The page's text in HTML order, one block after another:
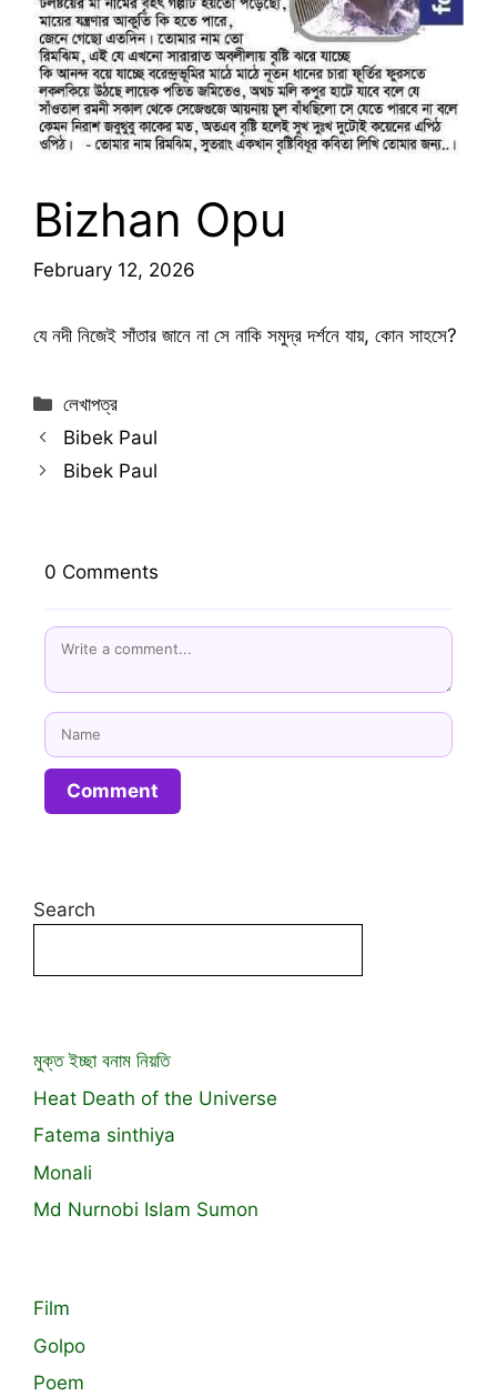
Bizhan Opu
February 12, 2026
যে নদী নিজেই সাঁতার জানে না সে নাকি সমুদ্র দর্শনে যায়, কোন সাহসে?
Categories
লেখাপত্র
Bibek Paul
Bibek Paul
0 Comments
Name
Search
মুক্ত ইচ্ছা বনাম নিয়তি
Heat Death of the Universe
Fatema sinthiya
Monali
Md Nurnobi Islam Sumon
Film
Golpo
Poem